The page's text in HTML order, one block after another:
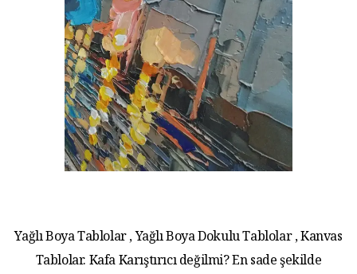
Yağlı Boya Tablolar , Yağlı Boya Dokulu Tablolar , Kanvas
Tablolar. Kafa Karıştırıcı değilmi? En sade şekilde